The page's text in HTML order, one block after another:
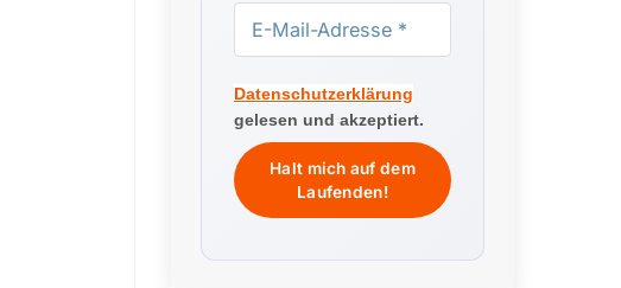
Datenschutzerklärung
gelesen und akzeptiert.